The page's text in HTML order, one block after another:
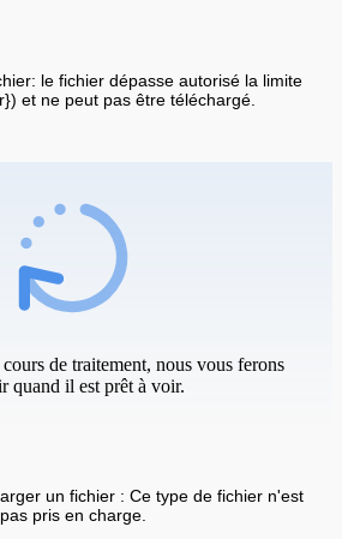
le fichier dépasse autorisé la limite
et ne peut pas être téléchargé.
de traitement, nous vous ferons
quand il est prêt à voir.
un fichier : Ce type de fichier n'est
pas pris en charge.